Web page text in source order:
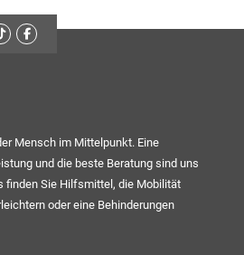
Mensch im Mittelpunkt. Eine
und die beste Beratung sind uns
finden Sie Hilfsmittel, die Mobilität
oder eine Behinderungen
– 12:30 Uhr